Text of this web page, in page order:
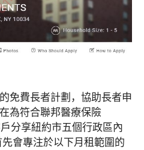
免費長者計劃，協助長者申
為符合聯邦醫療保險
分享紐約市五個行政區內
會專注於以下月租範圍的